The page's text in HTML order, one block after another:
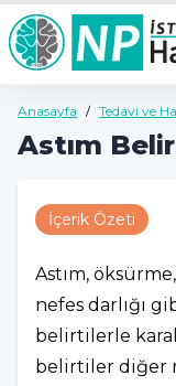
Anasayfa / Tedavi ve
Astım
İçerik Özeti
Astım,
nefes darlığı
belirtilerle
belirtiler diğer